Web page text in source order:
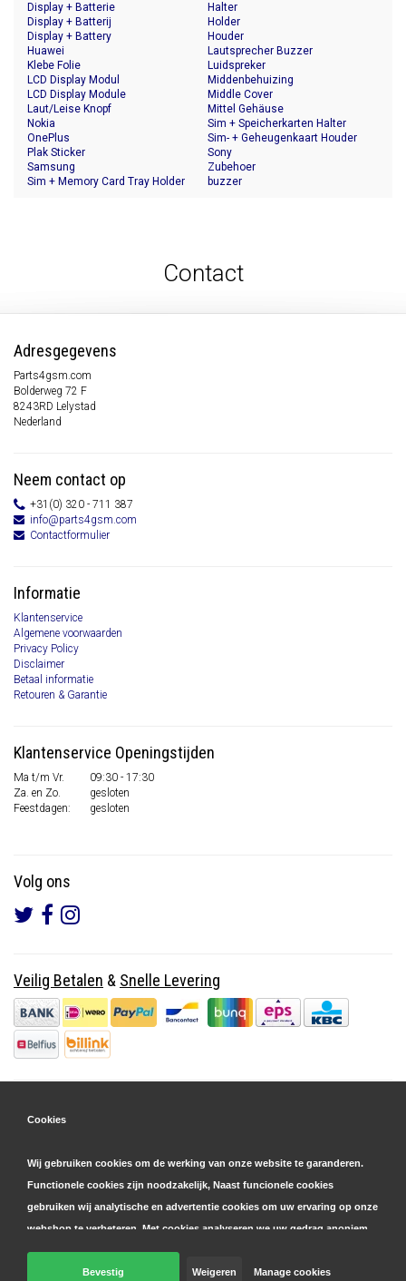
Display + Batterie
Display + Batterij
Display + Battery
Halter
Holder
Houder
Huawei
Klebe Folie
LCD Display Modul
LCD Display Module
Laut/Leise Knopf
Lautsprecher Buzzer
Luidspreker
Middenbehuizing
Middle Cover
Mittel Gehäuse
Nokia
OnePlus
Plak Sticker
Samsung
Sim + Memory Card Tray Holder
Sim + Speicherkarten Halter
Sim- + Geheugenkaart Houder
Sony
Zubehoer
buzzer
Contact
Adresgegevens
Parts4gsm.com
Bolderweg 72 F
8243RD Lelystad
Nederland
Neem contact op
+31(0) 320 - 711 387
info@parts4gsm.com
Contactformulier
Informatie
Klantenservice
Algemene voorwaarden
Privacy Policy
Disclaimer
Betaal informatie
Retouren & Garantie
Klantenservice Openingstijden
Ma t/m Vr.
09:30 - 17:30
Za. en Zo.
gesloten
Feestdagen:
gesloten
Volg ons
Veilig Betalen & Snelle Levering
© Copyright 2026 Parts4GSM - Design byWebdinge.nl
Cookies
Wij gebruiken cookies om de werking van onze website te garanderen.
Functionele cookies zijn noodzakelijk, Naast funcionele cookies
gebruiken wij analytische en advertentie cookies om uw ervaring op onze
webshop te verbeteren. Met cookies analyseren we uw gedrag anoniem,
zowel binnen als buiten onze website, om onze diensten te
personaliseren en advertenties te tonen. Lees hier meer over in onze
Bevestig Weigeren Manage cookies